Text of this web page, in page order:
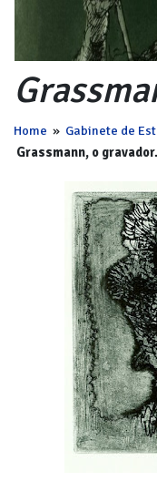
Home » Gabinete de
Grassmann, o gravador.